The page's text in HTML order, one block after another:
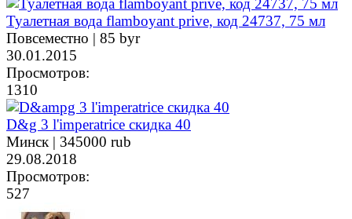
Туалетная вода flamboyant prive, код 24737, 75 мл
Повсеместно | 85 byr
30.01.2015
Просмотров:
1310
D&g 3 l'imperatrice скидка 40
Минск | 345000 rub
29.08.2018
Просмотров:
527